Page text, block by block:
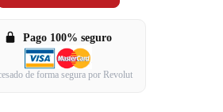
Pago 100% seguro
de forma segura por Revolut